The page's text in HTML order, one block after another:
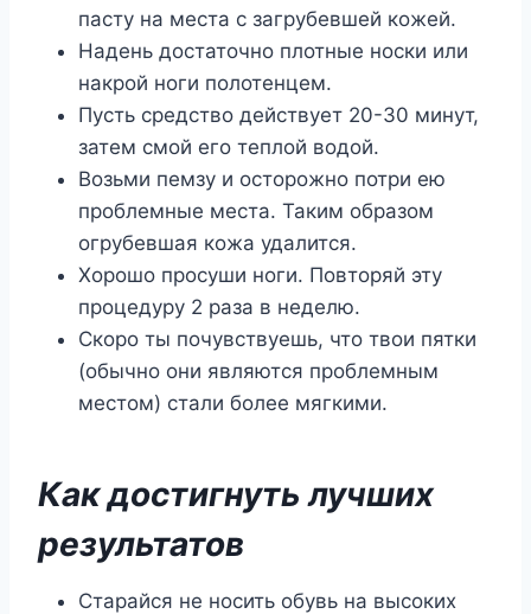
пасту на места с загрубевшей кожей.
Надень достаточно плотные носки или
накрой ноги полотенцем.
Пусть средство действует 20-30 минут,
затем смой его теплой водой.
Возьми пемзу и осторожно потри ею
проблемные места. Таким образом
огрубевшая кожа удалится.
Хорошо просуши ноги. Повторяй эту
процедуру 2 раза в неделю.
Скоро ты почувствуешь, что твои пятки
(обычно они являются проблемным
местом) стали более мягкими.
Как достигнуть лучших
результатов
Старайся не носить обувь на высоких